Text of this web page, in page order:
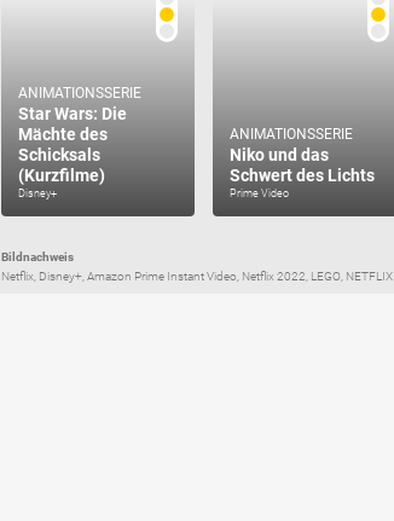
ANIMATIONSSERIE
Star Wars: Die
Mächte des
Schicksals
(Kurzfilme)
Disney+
ANIMATIONSSERIE
Niko und das
Schwert des Lichts
Prime Video
Bildnachweis
Netflix, Disney+, Amazon Prime Instant Video, Netflix 2022, LEGO, NETFLIX